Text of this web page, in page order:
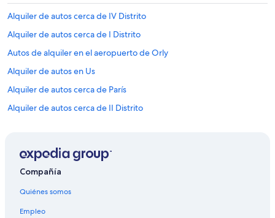
Alquiler de autos cerca de IV Distrito
Alquiler de autos cerca de I Distrito
Autos de alquiler en el aeropuerto de Orly
Alquiler de autos en Us
Alquiler de autos cerca de París
Alquiler de autos cerca de II Distrito
Compañía
Quiénes somos
Empleo